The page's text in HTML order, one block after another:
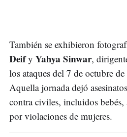
También se exhibieron
Deify Yahya Sinwar,
los ataques del 7 de octubre
Aquella jornada dejó
contra civiles, incluidos bebés,
por violaciones de mujeres.